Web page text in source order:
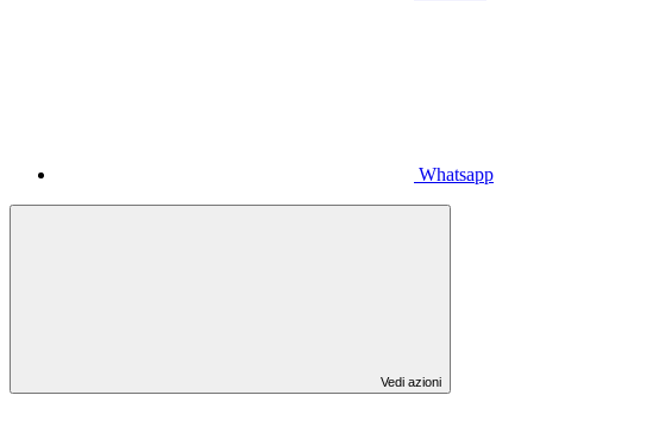
Whatsapp
Vedi azioni